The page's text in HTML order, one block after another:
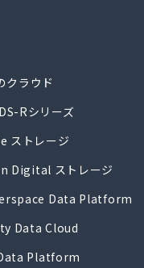
クラウド
Rシリーズ
ストレージ
Digital ストレージ
Data Platform
Data Cloud
Platform